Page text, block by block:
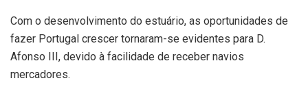
Com o desenvolvimento do estuário, as oportunidades de
fazer Portugal crescer tornaram-se evidentes para D.
Afonso III, devido à facilidade de receber navios
mercadores.